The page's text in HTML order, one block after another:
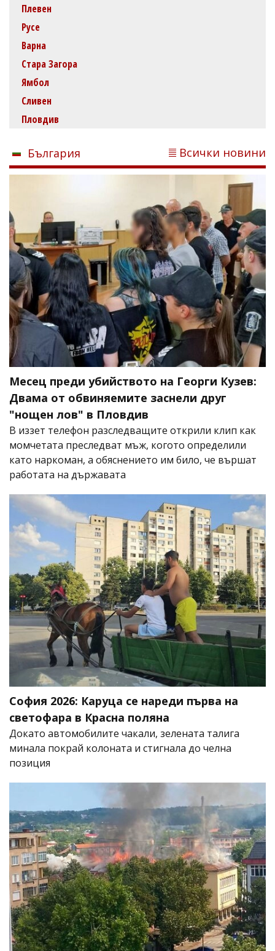
Плевен
Русе
Варна
Стара Загора
Ямбол
Сливен
Пловдив
България Всички новини
Месец преди убийството на Георги Кузев:
Двама от обвиняемите заснели друг
"нощен лов" в Пловдив
В иззет телефон разследващите открили клип как
момчетата преследват мъж, когото определили
като наркоман, а обяснението им било, че вършат
работата на държавата
София 2026: Каруца се нареди първа на
светофара в Красна поляна
Докато автомобилите чакали, зелената талига
минала покрай колоната и стигнала до челна
позиция